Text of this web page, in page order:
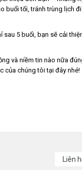
buổi tối, tránh trùng lịch
sau 5 buổi, bạn sẽ cải
và niềm tin nào nữa
của chúng tôi tại đây nhé!
Liên